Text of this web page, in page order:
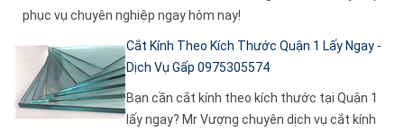
phục vụ chuyên nghiệp ngay hôm nay!
Cắt Kính Theo Kích Thước Quận 1 Lấy Ngay -
Dịch Vụ Gấp 0975305574
Bạn cần cắt kính theo kích thước tại Quận 1
lấy ngay? Mr Vượng chuyên dịch vụ cắt kính